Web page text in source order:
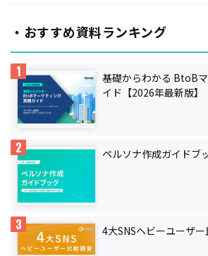
・おすすめ資料ランキング
基礎からわかる BtoB
イド【2026年最新版】
ペルソナ作成ガイドブ
4大SNSヘビーユーザ